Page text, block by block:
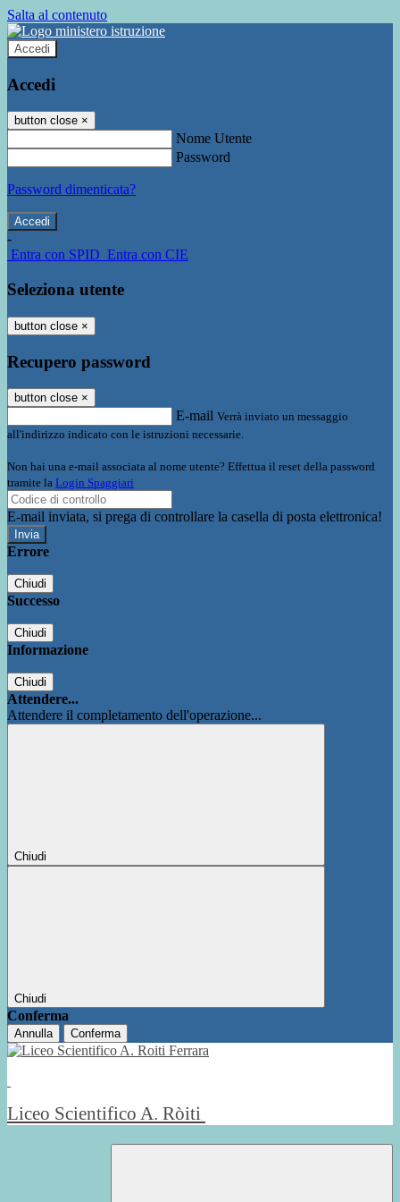
Salta al contenuto
Accedi
Accedi
button close ×
Nome Utente
Password
Password dimenticata?
-
Entra con SPID Entra con CIE
Seleziona utente
button close ×
Recupero password
button close ×
E-mail Verrà inviato un messaggio
all'indirizzo indicato con le istruzioni necessarie.
Non hai una e-mail associata al nome utente? Effettua il reset della password
tramite la Login Spaggiari
E-mail inviata, si prega di controllare la casella di posta elettronica!
Errore
Chiudi
Successo
Chiudi
Informazione
Chiudi
Attendere...
Attendere il completamento dell'operazione...
Chiudi
Chiudi
Conferma
Annulla Conferma
Liceo Scientifico A. Ròiti